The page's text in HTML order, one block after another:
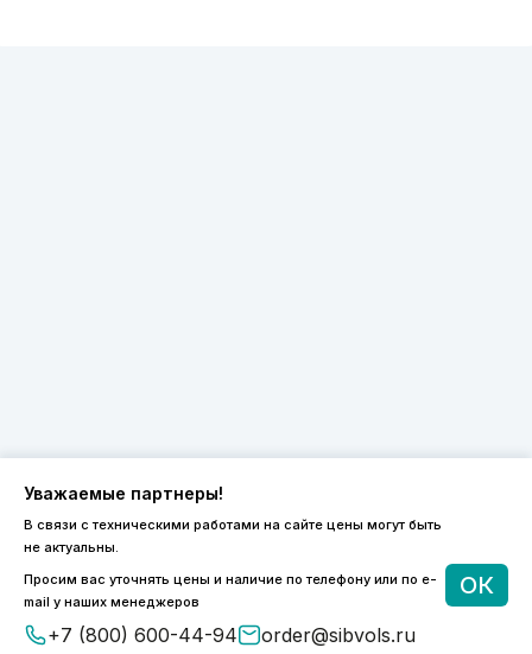
Уважаемые партнеры!
В связи с техническими работами на сайте цены могут быть
не актуальны.
Просим вас уточнять цены и наличие по телефону или по e-
mail у наших менеджеров
+7 (800) 600-44-94 order@sibvols.ru
ОК
8 (800) 600-44-94
ПН-ПТ 9:00 - 18:00
order@sibvols.ru